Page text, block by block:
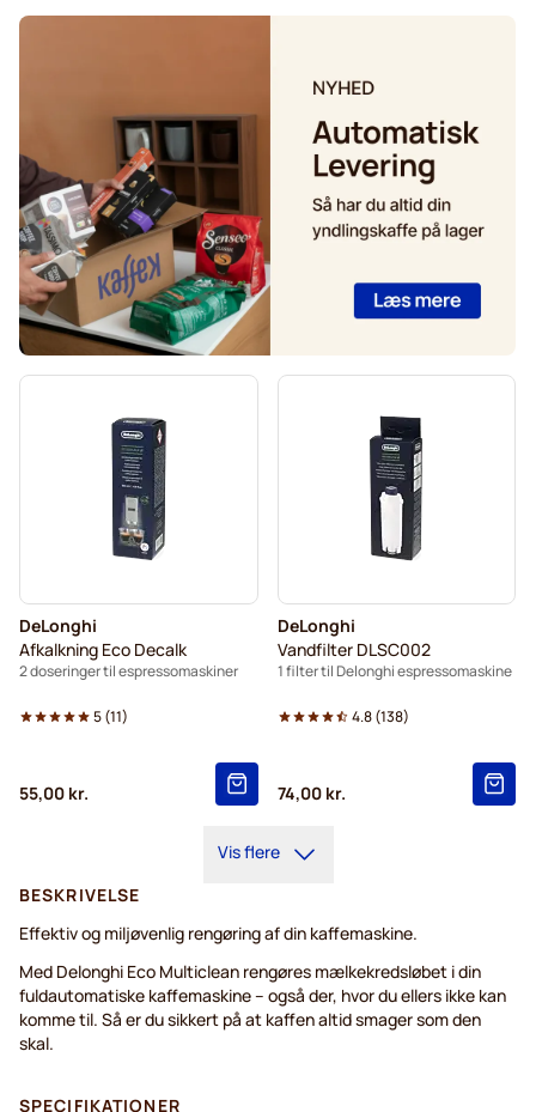
DeLonghi
Afkalkning Eco Decalk
2 doseringer til espressomaskiner
5(11)
55,00 kr.
DeLonghi
Vandfilter DLSC002
1 filter til Delonghi espressomaskine
4.8(138)
74,00 kr.
Vis flere
BESKRIVELSE
Effektiv og miljøvenlig rengøring af din kaffemaskine.
Med Delonghi Eco Multiclean rengøres mælkekredsløbet i din
fuldautomatiske kaffemaskine – også der, hvor du ellers ikke kan
komme til. Så er du sikkert på at kaffen altid smager som den
skal.
SPECIFIKATIONER